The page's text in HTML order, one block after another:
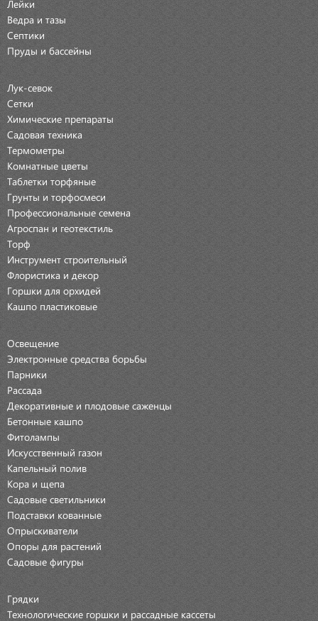
Лейки
Ведра и тазы
Септики
Пруды и бассейны
Лук-севок
Сетки
Химические препараты
Садовая техника
Термометры
Комнатные цветы
Таблетки торфяные
Грунты и торфосмеси
Профессиональные семена
Агроспан и геотекстиль
Торф
Инструмент строительный
Флористика и декор
Горшки для орхидей
Кашпо пластиковые
Освещение
Электронные средства борьбы
Парники
Рассада
Декоративные и плодовые саженцы
Бетонные кашпо
Фитолампы
Искусственный газон
Капельный полив
Кора и щепа
Садовые светильники
Подставки кованные
Опрыскиватели
Опоры для растений
Садовые фигуры
Грядки
Технологические горшки и рассадные кассеты